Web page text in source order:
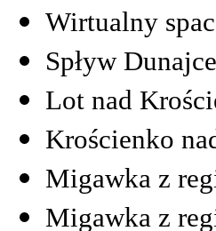
Wirtualny
Spływ
Lot nad
Krościenko
Migawka z
Migawka z